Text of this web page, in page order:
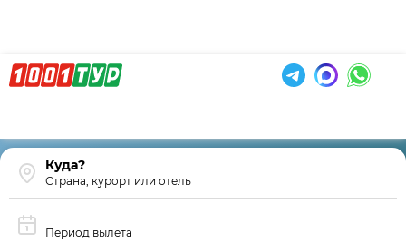
Страна, курорт или отель
Период вылета